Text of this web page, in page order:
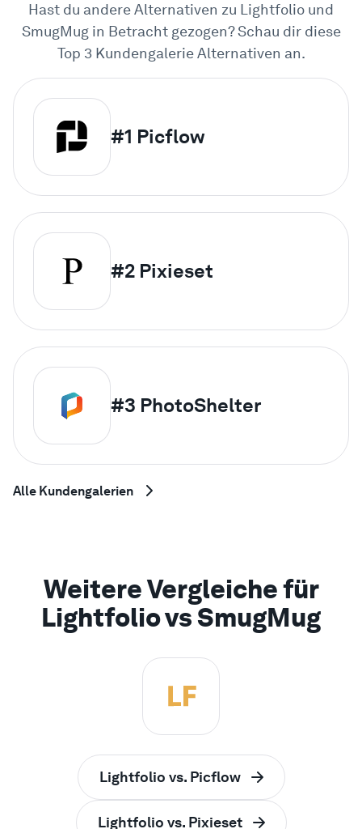
Hast du andere Alternativen zu Lightfolio und
SmugMug in Betracht gezogen? Schau dir diese
Top 3 Kundengalerie Alternativen an.
#1 Picflow
#2 Pixieset
#3 PhotoShelter
Alle Kundengalerien
Weitere Vergleiche für
Lightfolio vs SmugMug
Lightfolio vs. Picflow
Lightfolio vs. Pixieset